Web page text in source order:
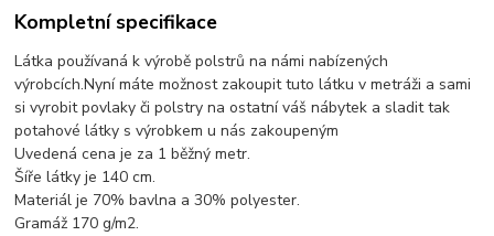
Kompletní specifikace
Látka používaná k výrobě polstrů na námi nabízených
výrobcích.Nyní máte možnost zakoupit tuto látku v metráži a sami
si vyrobit povlaky či polstry na ostatní váš nábytek a sladit tak
potahové látky s výrobkem u nás zakoupeným
Uvedená cena je za 1 běžný metr.
Šíře látky je 140 cm.
Materiál je 70% bavlna a 30% polyester.
Gramáž 170 g/m2.